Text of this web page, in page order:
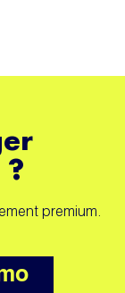
premium.